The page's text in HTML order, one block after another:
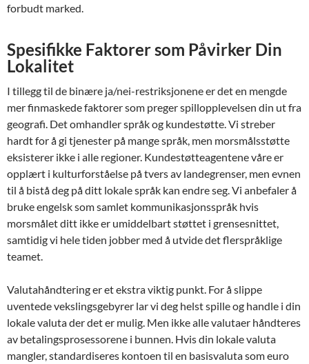
forbudt marked.
Spesifikke Faktorer som Påvirker Din
Lokalitet
I tillegg til de binære ja/nei-restriksjonene er det en mengde
mer finmaskede faktorer som preger spillopplevelsen din ut fra
geografi. Det omhandler språk og kundestøtte. Vi streber
hardt for å gi tjenester på mange språk, men morsmålsstøtte
eksisterer ikke i alle regioner. Kundestøtteagentene våre er
opplært i kulturforståelse på tvers av landegrenser, men evnen
til å bistå deg på ditt lokale språk kan endre seg. Vi anbefaler å
bruke engelsk som samlet kommunikasjonsspråk hvis
morsmålet ditt ikke er umiddelbart støttet i grensesnittet,
samtidig vi hele tiden jobber med å utvide det flerspråklige
teamet.
Valutahåndtering er et ekstra viktig punkt. For å slippe
uventede vekslingsgebyrer lar vi deg helst spille og handle i din
lokale valuta der det er mulig. Men ikke alle valutaer håndteres
av betalingsprosessorene i bunnen. Hvis din lokale valuta
mangler, standardiseres kontoen til en basisvaluta som euro